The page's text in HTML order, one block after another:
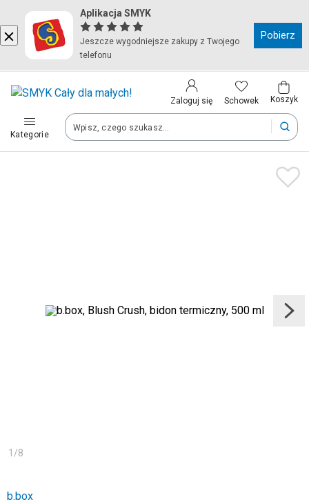
Aplikacja SMYK
Jeszcze wygodniejsze zakupy z Twojego
telefonu
Pobierz
Zaloguj się Schowek Koszyk
Kategorie
Kraj i język
Polska (Poland)
Twoje zamówienia dostarczymy na teren wybranego kraju.
Zapisz
1 /8
b.box